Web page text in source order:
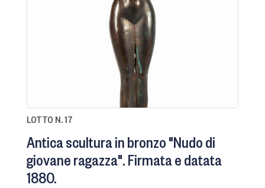
LOTTO N. 17
Antica scultura in bronzo "Nudo di
giovane ragazza". Firmata e datata
1880.